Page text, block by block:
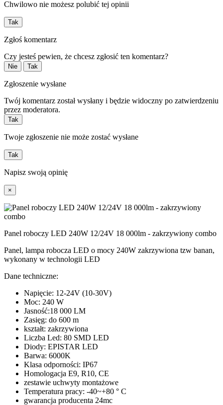
Chwilowo nie możesz polubić tej opinii
Tak
Zgłoś komentarz
Czy jesteś pewien, że chcesz zgłosić ten komentarz?
Nie Tak
Zgłoszenie wysłane
Twój komentarz został wysłany i będzie widoczny po zatwierdzeniu
przez moderatora.
Tak
Twoje zgłoszenie nie może zostać wysłane
Tak
Napisz swoją opinię
×
Panel roboczy LED 240W 12/24V 18 000lm - zakrzywiony combo
Panel, lampa robocza LED o mocy 240W zakrzywiona tzw banan,
wykonany w technologii LED
Dane techniczne:
Napięcie: 12-24V (10-30V)
Moc: 240 W
Jasność:18 000 LM
Zasięg: do 600 m
kształt: zakrzywiona
Liczba Led: 80 SMD LED
Diody: EPISTAR LED
Barwa: 6000K
Klasa odporności: IP67
Homologacja E9, R10, CE
zestawie uchwyty montażowe
Temperatura pracy: -40~+80 ° C
gwarancja producenta 24mc